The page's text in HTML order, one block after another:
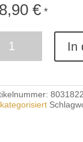
€ *
In